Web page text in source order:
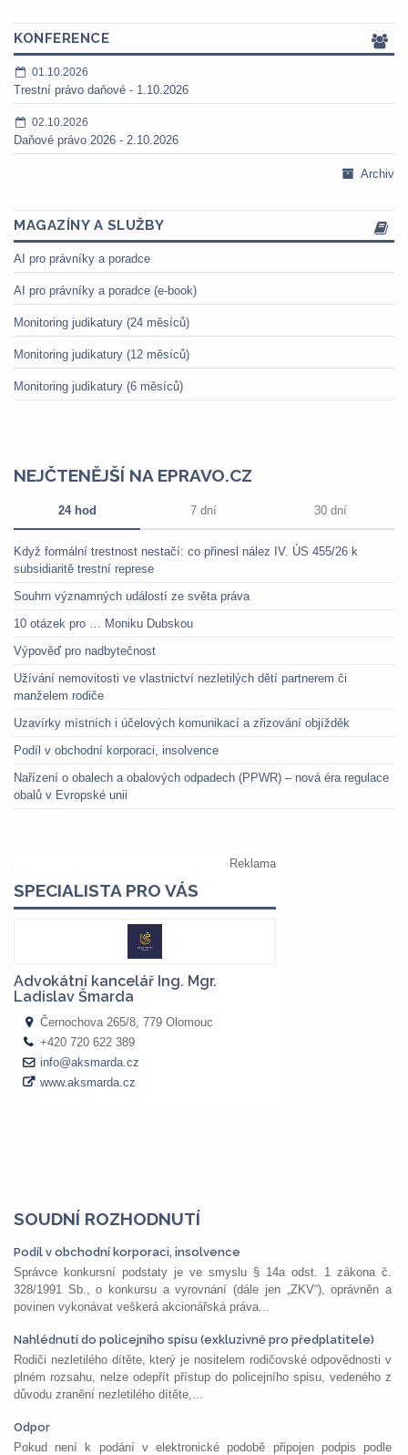
KONFERENCE
01.10.2026
Trestní právo daňové - 1.10.2026
02.10.2026
Daňové právo 2026 - 2.10.2026
Archiv
MAGAZÍNY A SLUŽBY
AI pro právníky a poradce
AI pro právníky a poradce (e-book)
Monitoring judikatury (24 měsíců)
Monitoring judikatury (12 měsíců)
Monitoring judikatury (6 měsíců)
NEJČTENĚJŠÍ NA EPRAVO.CZ
24 hod 7 dní 30 dní
Když formální trestnost nestačí: co přinesl nález IV. ÚS 455/26 k
subsidiaritě trestní represe
Souhrn významných událostí ze světa práva
10 otázek pro … Moniku Dubskou
Výpověď pro nadbytečnost
Užívání nemovitosti ve vlastnictví nezletilých dětí partnerem či
manželem rodiče
Uzavírky místních i účelových komunikací a zřizování objížděk
Podíl v obchodní korporaci, insolvence
Nařízení o obalech a obalových odpadech (PPWR) – nová éra regulace
obalů v Evropské unii
SOUDNÍ ROZHODNUTÍ
Podíl v obchodní korporaci, insolvence
Správce konkursní podstaty je ve smyslu § 14a odst. 1 zákona č.
328/1991 Sb., o konkursu a vyrovnání (dále jen „ZKV“), oprávněn a
povinen vykonávat veškerá akcionářská práva...
Nahlédnutí do policejního spisu (exkluzivně pro předplatitele)
Rodiči nezletilého dítěte, který je nositelem rodičovské odpovědnosti v
plném rozsahu, nelze odepřít přístup do policejního spisu, vedeného z
důvodu zranění nezletilého dítěte,...
Odpor
Pokud není k podání v elektronické podobě připojen podpis podle